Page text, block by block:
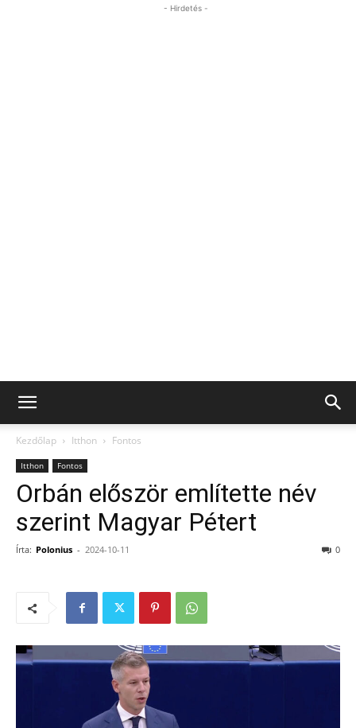
- Hirdetés -
Kezdőlap Itthon Fontos
Itthon Fontos
Orbán először említette név
szerint Magyar Pétert
Írta: Polonius - 2024-10-11 0